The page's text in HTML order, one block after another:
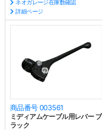
ネオガレージ在庫数確認
詳細ページ
商品番号 003561
ミディアムケーブル用レバー ブ
ラック